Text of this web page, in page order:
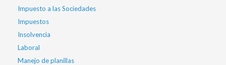
Impuesto a las Sociedades
Impuestos
Insolvencia
Laboral
Manejo de planillas